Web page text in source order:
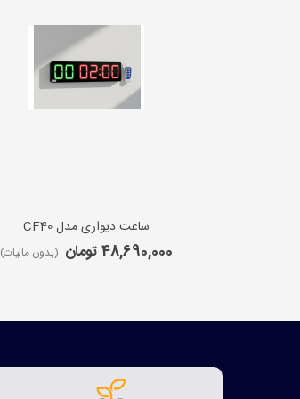
ساعت دیواری مدل CF40
48,690,000 تومان (بدون مالیات)